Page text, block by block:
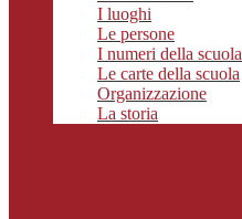
I luoghi
Le persone
I numeri della scuola
Le carte della scuola
Organizzazione
La storia